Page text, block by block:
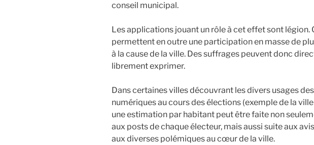
conseil municipal.
Les applications jouant un rôle à cet effet sont légion.
permettent en outre une participation en masse de
à la cause de la ville. Des suffrages peuvent donc
librement exprimer.
Dans certaines villes découvrant les divers usages
numériques au cours des élections (exemple de la
une estimation par habitant peut être faite non
aux posts de chaque électeur, mais aussi suite aux
aux diverses polémiques au cœur de la ville.